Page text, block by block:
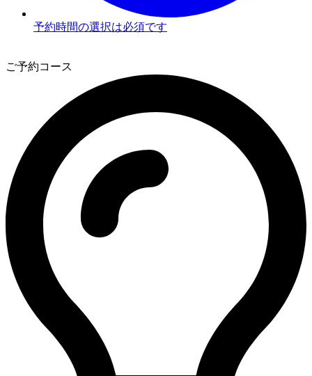
予約時間の選択は必須です
ご予約コース